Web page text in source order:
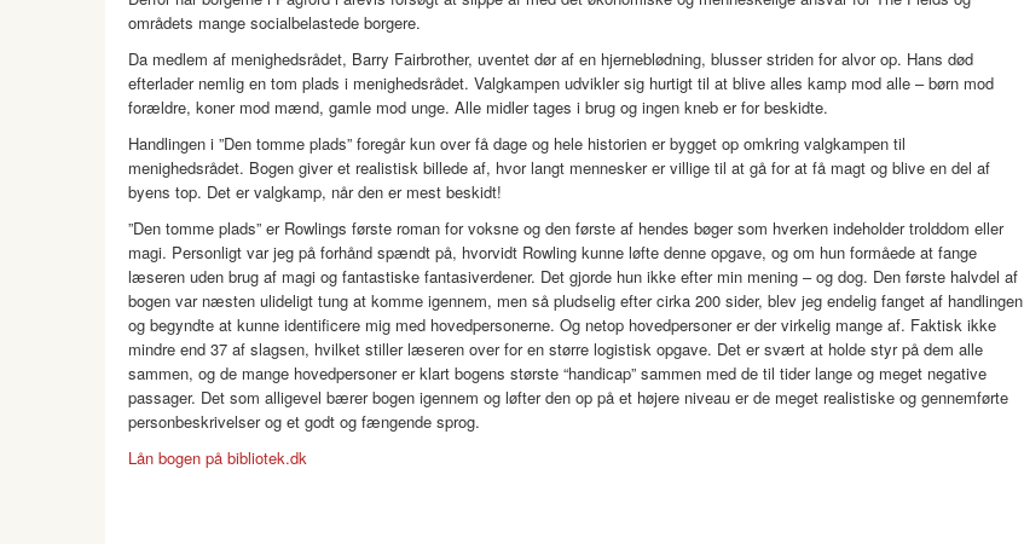
områdets mange socialbelastede borgere.
Da medlem af menighedsrådet, Barry Fairbrother, uventet dør af en hjerneblødning, blusser striden for alvor op. Hans død
efterlader nemlig en tom plads i menighedsrådet. Valgkampen udvikler sig hurtigt til at blive alles kamp mod alle – børn mod
forældre, koner mod mænd, gamle mod unge. Alle midler tages i brug og ingen kneb er for beskidte.
Handlingen i ”Den tomme plads” foregår kun over få dage og hele historien er bygget op omkring valgkampen til
menighedsrådet. Bogen giver et realistisk billede af, hvor langt mennesker er villige til at gå for at få magt og blive en del af
byens top. Det er valgkamp, når den er mest beskidt!
”Den tomme plads” er Rowlings første roman for voksne og den første af hendes bøger som hverken indeholder trolddom eller
magi. Personligt var jeg på forhånd spændt på, hvorvidt Rowling kunne løfte denne opgave, og om hun formåede at fange
læseren uden brug af magi og fantastiske fantasiverdener. Det gjorde hun ikke efter min mening – og dog. Den første halvdel af
bogen var næsten ulideligt tung at komme igennem, men så pludselig efter cirka 200 sider, blev jeg endelig fanget af handlingen
og begyndte at kunne identificere mig med hovedpersonerne. Og netop hovedpersoner er der virkelig mange af. Faktisk ikke
mindre end 37 af slagsen, hvilket stiller læseren over for en større logistisk opgave. Det er svært at holde styr på dem alle
sammen, og de mange hovedpersoner er klart bogens største “handicap” sammen med de til tider lange og meget negative
passager. Det som alligevel bærer bogen igennem og løfter den op på et højere niveau er de meget realistiske og gennemførte
personbeskrivelser og et godt og fængende sprog.
Lån bogen på bibliotek.dk